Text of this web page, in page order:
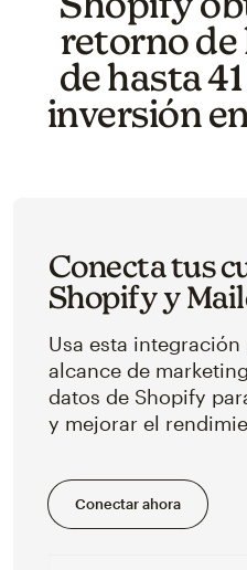
retorno de
de hasta
inversión
Conecta tus
Shopify y
Usa esta
alcance de
datos de Shopify
y mejorar el
Conectar ahora